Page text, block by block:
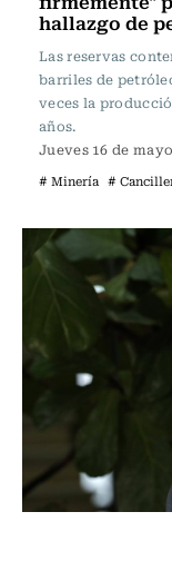
hallazgo de
Las reservas
barriles de
veces la
años.
Jueves 16 de
# Minería #